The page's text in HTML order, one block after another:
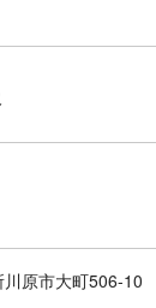
原市大町506-10